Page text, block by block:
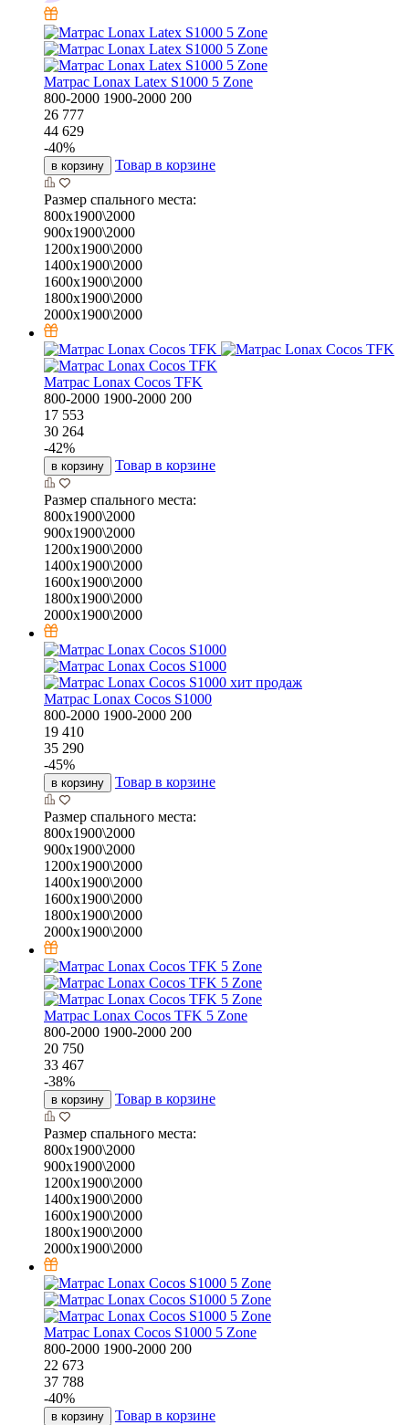
Матрас Lonax Latex S1000 5 Zone
800-2000 1900-2000 200
26 777
44 629
-40%
в корзину Товар в корзине
Размер спального места:
800х1900\2000
900х1900\2000
1200х1900\2000
1400х1900\2000
1600х1900\2000
1800х1900\2000
2000х1900\2000
Матрас Lonax Cocos TFK
800-2000 1900-2000 200
17 553
30 264
-42%
в корзину Товар в корзине
Размер спального места:
800х1900\2000
900х1900\2000
1200х1900\2000
1400х1900\2000
1600х1900\2000
1800х1900\2000
2000х1900\2000
хит продаж
Матрас Lonax Cocos S1000
800-2000 1900-2000 200
19 410
35 290
-45%
в корзину Товар в корзине
Размер спального места:
800х1900\2000
900х1900\2000
1200х1900\2000
1400х1900\2000
1600х1900\2000
1800х1900\2000
2000х1900\2000
Матрас Lonax Cocos TFK 5 Zone
800-2000 1900-2000 200
20 750
33 467
-38%
в корзину Товар в корзине
Размер спального места:
800х1900\2000
900х1900\2000
1200х1900\2000
1400х1900\2000
1600х1900\2000
1800х1900\2000
2000х1900\2000
Матрас Lonax Cocos S1000 5 Zone
800-2000 1900-2000 200
22 673
37 788
-40%
в корзину Товар в корзине